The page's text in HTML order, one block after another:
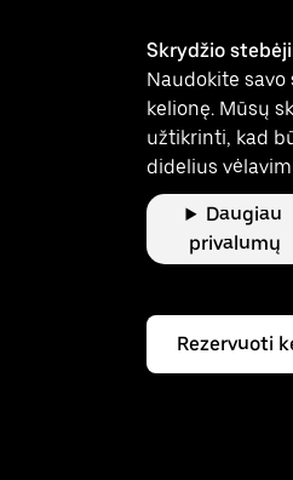
Skrydžio
Naudokite
kelionę. Mūsų
užtikrinti, kad
didelius
Daugiau
privalumų
Rezervuoti